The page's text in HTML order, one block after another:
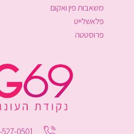
משאבות פין ואקום
פלאשלייט
פרוסטטה
0501